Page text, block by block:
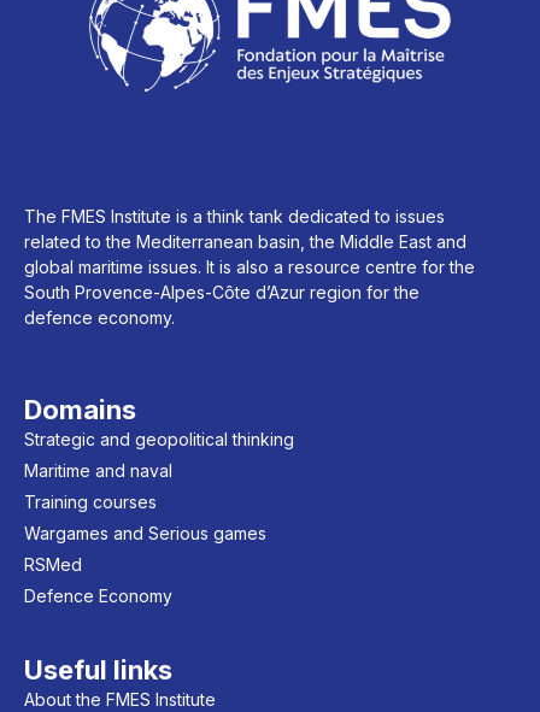
The FMES Institute is a think tank dedicated to issues
related to the Mediterranean basin, the Middle East and
global maritime issues. It is also a resource centre for the
South Provence-Alpes-Côte d’Azur region for the
defence economy.
Domains
Strategic and geopolitical thinking
Maritime and naval
Training courses
Wargames and Serious games
RSMed
Defence Economy
Useful links
About the FMES Institute